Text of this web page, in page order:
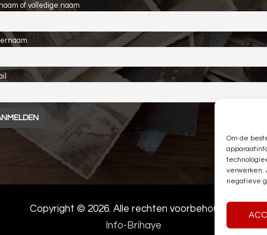
Om de
verwerken.
negatieve
of volledige naam
Copyright © 2026. Alle rechten voorbehouden.
Info-Brihaye